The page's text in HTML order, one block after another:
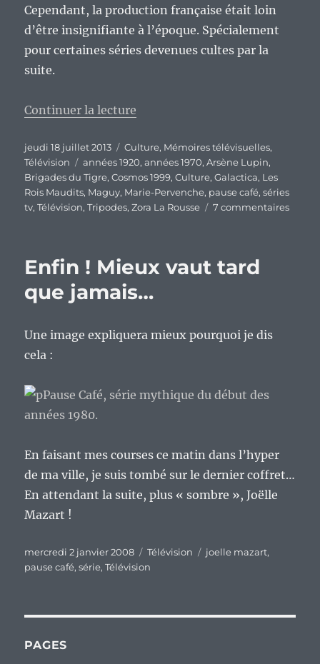
Cependant, la production française était loin
d’être insignifiante à l’époque. Spécialement
pour certaines séries devenues cultes par la
suite.
Continuer la lecture
Publié
le
jeudi 18 juillet 2013 Catégories
Culture, Mémoires télévisuelles,
Télévision
Étiquettes
années 1920,années 1970,Arsène Lupin,
Brigades du Tigre,Cosmos 1999,Culture,Galactica, Les
Rois Maudits, Maguy, Marie-Pervenche, pause café,séries
tv,Télévision,Tripodes,Zora La Rousse 7 commentairessur
Enfin ! Mieux vaut tard
que jamais…
Une image expliquera mieux pourquoi je dis
cela :
En faisant mes courses ce matin dans l’hyper
de ma ville, je suis tombé sur le dernier coffret…
En attendant la suite, plus « sombre », Joëlle
Mazart !
Publié
le
mercredi 2 janvier 2008 Catégories
Télévision Étiquettes
joelle mazart,
pause café,série,Télévision
PAGES